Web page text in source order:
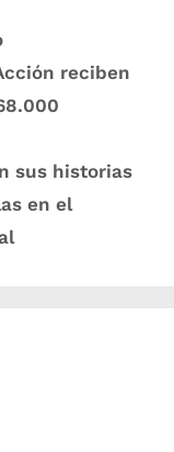
reciben
sus histo​rias
en el